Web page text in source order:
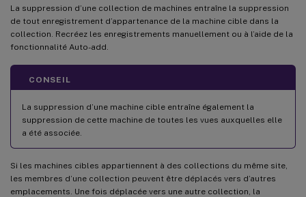
La suppression d’une collection de machines entraîne la suppression
de tout enregistrement d’appartenance de la machine cible dans la
collection. Recréez les enregistrements manuellement ou à l’aide de la
fonctionnalité Auto-add.
CONSEIL
La suppression d’une machine cible entraîne également la
suppression de cette machine de toutes les vues auxquelles elle
a été associée.
Si les machines cibles appartiennent à des collections du même site,
les membres d’une collection peuvent être déplacés vers d’autres
emplacements. Une fois déplacée vers une autre collection, la